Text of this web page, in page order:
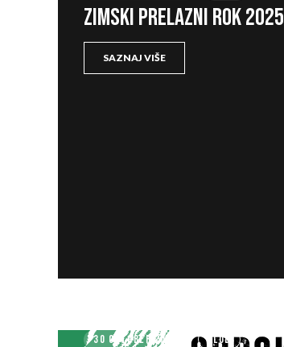
ZIMSKI PRELAZNI ROK 2025
SAZNAJ VIŠE
30 OCTOBER 2024 KLUB